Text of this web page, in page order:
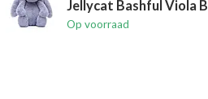
Jellycat Bashful Viola
Op voorraad